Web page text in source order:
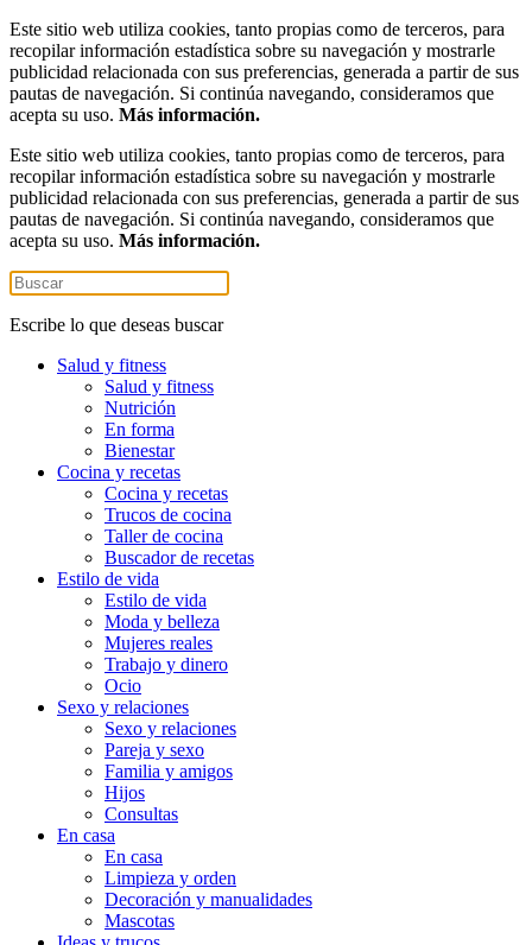
Este sitio web utiliza cookies, tanto propias como de terceros, para
recopilar información estadística sobre su navegación y mostrarle
publicidad relacionada con sus preferencias, generada a partir de sus
pautas de navegación. Si continúa navegando, consideramos que
acepta su uso. Más información.
Este sitio web utiliza cookies, tanto propias como de terceros, para
recopilar información estadística sobre su navegación y mostrarle
publicidad relacionada con sus preferencias, generada a partir de sus
pautas de navegación. Si continúa navegando, consideramos que
acepta su uso. Más información.
Escribe lo que deseas buscar
Salud y fitness
Salud y fitness
Nutrición
En forma
Bienestar
Cocina y recetas
Cocina y recetas
Trucos de cocina
Taller de cocina
Buscador de recetas
Estilo de vida
Estilo de vida
Moda y belleza
Mujeres reales
Trabajo y dinero
Ocio
Sexo y relaciones
Sexo y relaciones
Pareja y sexo
Familia y amigos
Hijos
Consultas
En casa
En casa
Limpieza y orden
Decoración y manualidades
Mascotas